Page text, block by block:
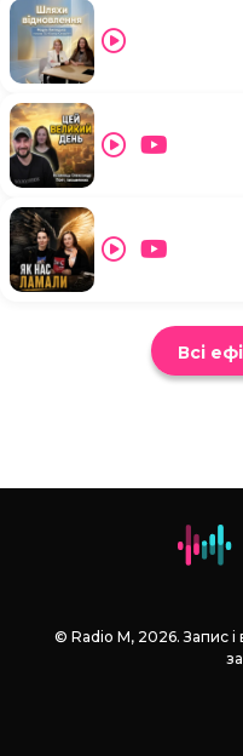
Всі
© Radio М, 2026. Запис і